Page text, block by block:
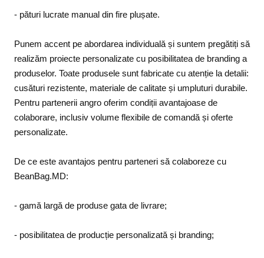
- pături lucrate manual din fire plușate.
Punem accent pe abordarea individuală și suntem pregătiți să
realizăm proiecte personalizate cu posibilitatea de branding a
produselor. Toate produsele sunt fabricate cu atenție la detalii:
cusături rezistente, materiale de calitate și umpluturi durabile.
Pentru partenerii angro oferim condiții avantajoase de
colaborare, inclusiv volume flexibile de comandă și oferte
personalizate.
De ce este avantajos pentru parteneri să colaboreze cu
BeanBag.MD:
- gamă largă de produse gata de livrare;
- posibilitatea de producție personalizată și branding;